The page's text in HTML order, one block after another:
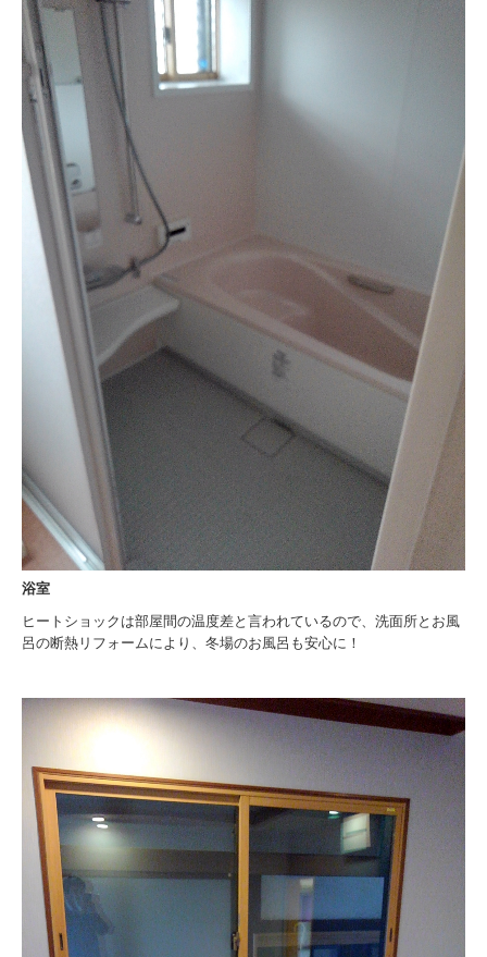
浴室
ヒートショックは部屋間の温度差と言われているので、洗面所とお風
呂の断熱リフォームにより、冬場のお風呂も安心に！